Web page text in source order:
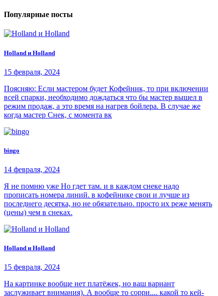
Популярные посты
Holland и Holland
15 февраля, 2024
Поясняю: Если мастером будет Кофейник, то при включении
всей спарки, необходимо дождаться что бы мастер вышел в
режим продаж, а это время на нагрев бойлера. В случае же
когда мастер Снек, с момента вк
bingo
14 февраля, 2024
Я не помню уже Но гдет там. и в каждом снеке надо
прописать номера линий. в кофейнике свои и лучше из
последнего десятка, но не обязательно. просто их реже менять
(цены) чем в снеках.
Holland и Holland
15 февраля, 2024
На картинке вообще нет платёжек, но ваш вариант
заслуживает внимания). А вообще то сорри.... какой то кей-